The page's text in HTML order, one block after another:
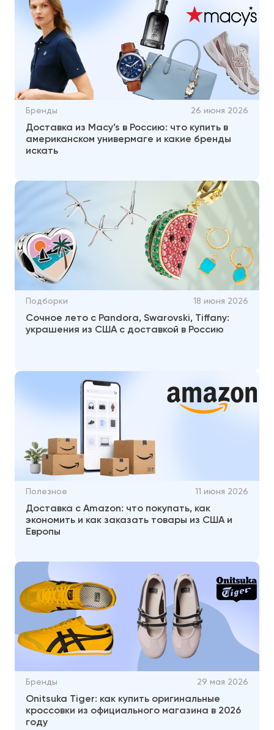
Бренды 26 июня 2026
Доставка из Macy’s в Россию: что купить в
американском универмаге и какие бренды
искать
Подборки 18 июня 2026
Сочное лето с Pandora, Swarovski, Tiffany:
украшения из США с доставкой в Россию
Полезное 11 июня 2026
Доставка с Amazon: что покупать, как
экономить и как заказать товары из США и
Европы
Бренды 29 мая 2026
Onitsuka Tiger: как купить оригинальные
кроссовки из официального магазина в 2026
году